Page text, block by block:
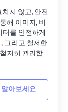
지 않고, 안전
해 이미지, 비
를 안전하게
그리고 철저한
저히 관리합
아보세요